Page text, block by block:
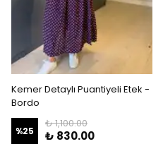
Kemer Detaylı Puantiyeli Etek -
Bordo
%25
₺ 1,100.00
₺ 830.00